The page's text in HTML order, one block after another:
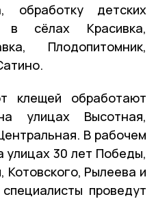
обработку детских
в сёлах Красивка,
Плодопитомник,
клещей обработают
улицах Высотная,
В рабочем
30 лет Победы,
Котовского, Рылеева и
проведут